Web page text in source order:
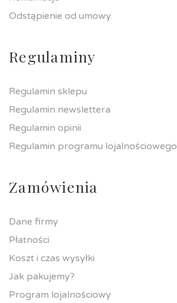
Odstąpienie od umowy
Regulaminy
Regulamin sklepu
Regulamin newslettera
Regulamin opinii
Regulamin programu lojalnościowego
Zamówienia
Dane firmy
Płatności
Koszt i czas wysyłki
Jak pakujemy?
Program lojalnościowy